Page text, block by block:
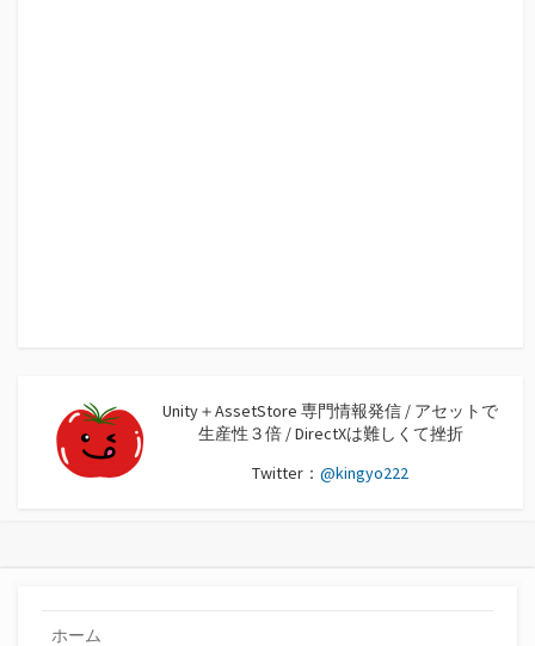
Unity＋AssetStore 専門情報発信 / アセットで
生産性３倍 / DirectXは難しくて挫折
Twitter： @kingyo222
ホーム